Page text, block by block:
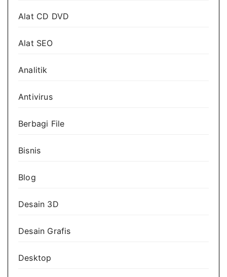
Alat CD DVD
Alat SEO
Analitik
Antivirus
Berbagi File
Bisnis
Blog
Desain 3D
Desain Grafis
Desktop